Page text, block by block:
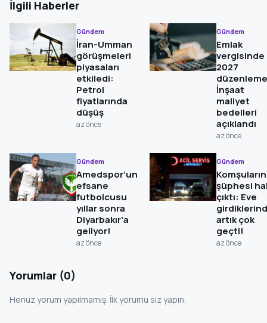
İlgili Haberler
Gündem
İran-Umman
görüşmeleri
piyasaları
etkiledi:
Petrol
fiyatlarında
düşüş
az önce
Gündem
Emlak
vergisinde
2027
İnşaat
maliyet
bedelleri
açıklandı
az önce
Gündem
Amedspor’un
efsane
futbolcusu
yıllar sonra
Diyarbakır’a
geliyor!
az önce
Gündem
Komşuların
şüphesi
çıktı: Eve
artık çok
geçti!
az önce
Yorumlar (0)
Henüz yorum yapılmamış. İlk yorumu siz yapın.